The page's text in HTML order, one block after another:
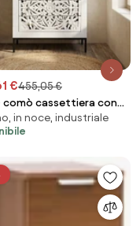
€455,05 €
comò cassettiera con
3 cassetti legno e ferro
in noce, industriale